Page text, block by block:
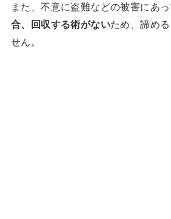
また、不意に盗難などの被害にあっ
合、回収する術がないため、諦め
せん。